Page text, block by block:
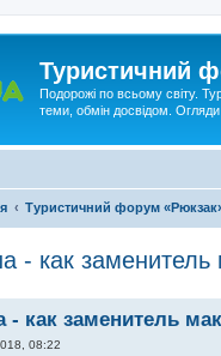
Туристичний
Подорожі по всьому світу.
теми, обмін досвідом.
Туристичний форум
- как заменитель
как заменитель
08:22